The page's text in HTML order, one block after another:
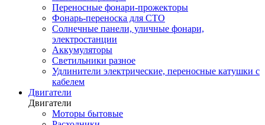
Переносные фонари-прожекторы
Фонарь-переноска для СТО
Солнечные панели, уличные фонари,
электростанции
Аккумуляторы
Светильники разное
Удлинители электрические, переносные катушки с
кабелем
Двигатели
Двигатели
Моторы бытовые